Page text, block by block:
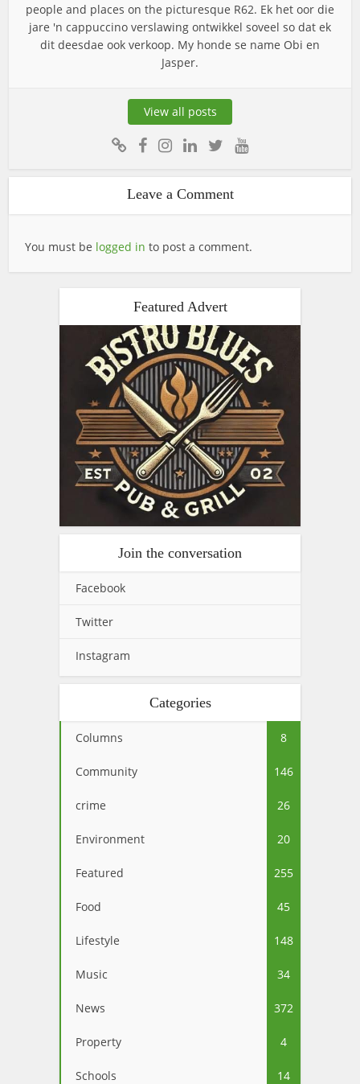
people and places on the picturesque R62. Ek het oor die
jare 'n cappuccino verslawing ontwikkel soveel so dat ek
dit deesdae ook verkoop. My honde se name Obi en
Jasper.
View all posts
Leave a Comment
You must be logged in to post a comment.
Featured Advert
Join the conversation
Facebook
Twitter
Instagram
Categories
Columns 8
Community 146
crime 26
Environment 20
Featured 255
Food 45
Lifestyle 148
Music 34
News 372
Property 4
Schools 14